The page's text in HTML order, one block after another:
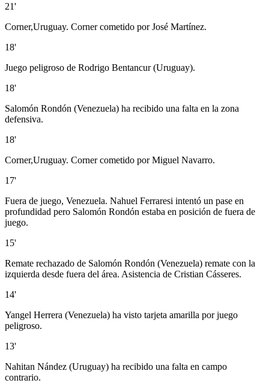
21'
Corner,Uruguay. Corner cometido por José Martínez.
18'
Juego peligroso de Rodrigo Bentancur (Uruguay).
18'
Salomón Rondón (Venezuela) ha recibido una falta en la zona
defensiva.
18'
Corner,Uruguay. Corner cometido por Miguel Navarro.
17'
Fuera de juego, Venezuela. Nahuel Ferraresi intentó un pase en
profundidad pero Salomón Rondón estaba en posición de fuera de
juego.
15'
Remate rechazado de Salomón Rondón (Venezuela) remate con la
izquierda desde fuera del área. Asistencia de Cristian Cásseres.
14'
Yangel Herrera (Venezuela) ha visto tarjeta amarilla por juego
peligroso.
13'
Nahitan Nández (Uruguay) ha recibido una falta en campo
contrario.